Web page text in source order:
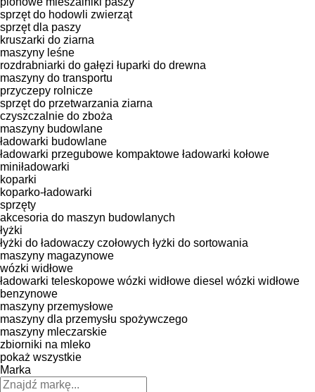
sprzęt do hodowli zwierząt
sprzęt dla paszy
kruszarki do ziarna
maszyny leśne
rozdrabniarki do gałęzi łuparki do drewna
maszyny do transportu
przyczepy rolnicze
sprzęt do przetwarzania ziarna
czyszczalnie do zboża
maszyny budowlane
ładowarki budowlane
ładowarki przegubowe kompaktowe ładowarki kołowe
miniładowarki
koparki
koparko-ładowarki
sprzęty
akcesoria do maszyn budowlanych
łyżki
łyżki do ładowaczy czołowych łyżki do sortowania
maszyny magazynowe
wózki widłowe
ładowarki teleskopowe wózki widłowe diesel wózki widłowe
benzynowe
maszyny przemysłowe
maszyny dla przemysłu spożywczego
maszyny mleczarskie
zbiorniki na mleko
pokaż wszystkie
Marka